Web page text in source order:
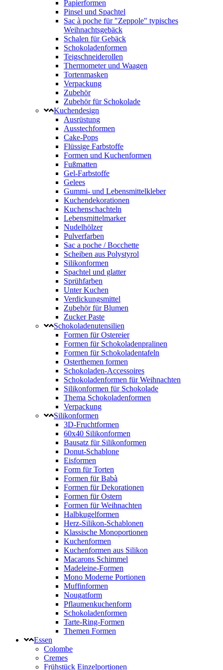
Papierformen
Pinsel und Spachtel
Sac à poche für "Zeppole" typisches
Weihnachtsgebäck
Schalen für Gebäck
Schokoladenformen
Teigschneiderollen
Thermometer und Waagen
Tortenmasken
Verpackung
Zubehör
Zubehör für Schokolade
Kuchendesign
Ausrüstung
Ausstechformen
Cake-Pops
Flüssige Farbstoffe
Formen und Kuchenformen
Fußmatten
Gel-Farbstoffe
Gelees
Gummi- und Lebensmittelkleber
Kuchendekorationen
Kuchenschachteln
Lebensmittelmarker
Nudelhölzer
Pulverfarben
Sac a poche / Bocchette
Scheiben aus Polystyrol
Silikonformen
Spachtel und glatter
Sprühfarben
Unter Kuchen
Verdickungsmittel
Zubehör für Blumen
Zucker Paste
Schokoladenutensilien
Formen für Ostereier
Formen für Schokoladenpralinen
Formen für Schokoladentafeln
Osterthemen formen
Schokoladen-Accessoires
Schokoladenformen für Weihnachten
Silikonformen für Schokolade
Thema Schokoladenformen
Verpackung
Silikonformen
3D-Fruchtformen
60x40 Silikonformen
Bausatz für Silikonformen
Donut-Schablone
Eisformen
Form für Torten
Formen für Babà
Formen für Dekorationen
Formen für Ostern
Formen für Weihnachten
Halbkugelformen
Herz-Silikon-Schablonen
Klassische Monoportionen
Kuchenformen
Kuchenformen aus Silikon
Macarons Schimmel
Madeleine-Formen
Mono Moderne Portionen
Muffinformen
Nougatform
Pflaumenkuchenform
Schokoladenformen
Tarte-Ring-Formen
Themen Formen
Essen
Colombe
Cremes
Frühstück Einzelportionen